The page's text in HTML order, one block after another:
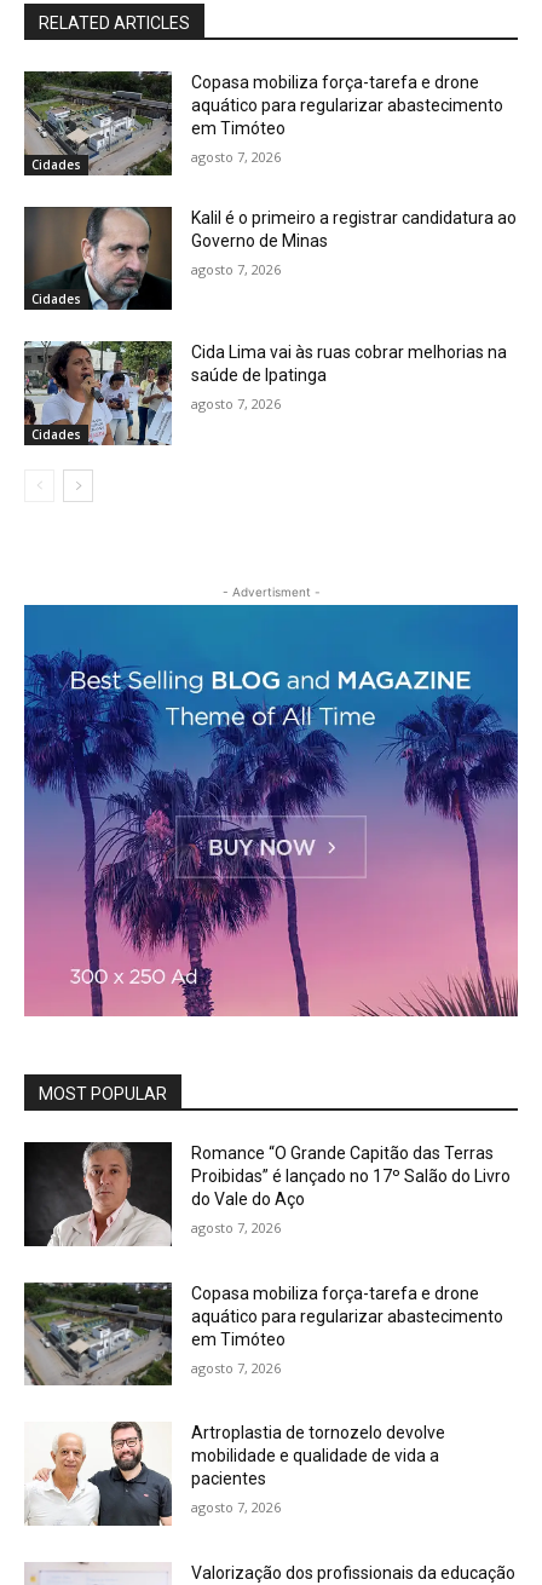
RELATED ARTICLES
Cidades
Copasa mobiliza força-tarefa e drone
aquático para regularizar abastecimento
em Timóteo
agosto 7, 2026
Cidades
Kalil é o primeiro a registrar candidatura ao
Governo de Minas
agosto 7, 2026
Cidades
Cida Lima vai às ruas cobrar melhorias na
saúde de Ipatinga
agosto 7, 2026
- Advertisment -
MOST POPULAR
Romance “O Grande Capitão das Terras
Proibidas” é lançado no 17º Salão do Livro
do Vale do Aço
agosto 7, 2026
Copasa mobiliza força-tarefa e drone
aquático para regularizar abastecimento
em Timóteo
agosto 7, 2026
Artroplastia de tornozelo devolve
mobilidade e qualidade de vida a
pacientes
agosto 7, 2026
Valorização dos profissionais da educação